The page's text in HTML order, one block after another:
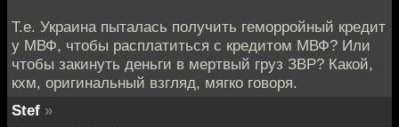
Т.е. Украина пыталась получить геморройный кредит
у МВФ, чтобы расплатиться с кредитом МВФ? Или
чтобы закинуть деньги в мертвый груз ЗВР? Какой,
кхм, оригинальный взгляд, мягко говоря.
Stef »